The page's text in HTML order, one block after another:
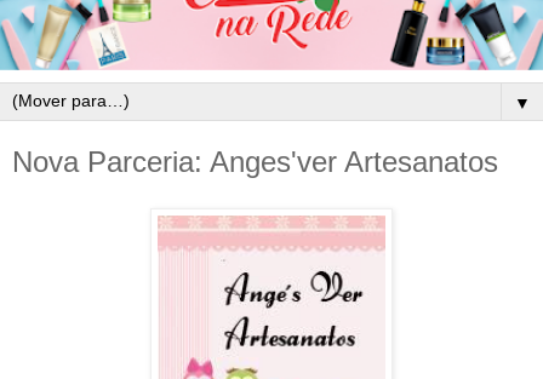
▼
Nova Parceria: Anges'ver Artesanatos